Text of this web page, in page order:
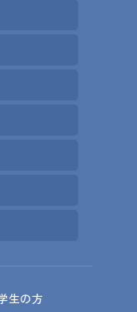
生の方